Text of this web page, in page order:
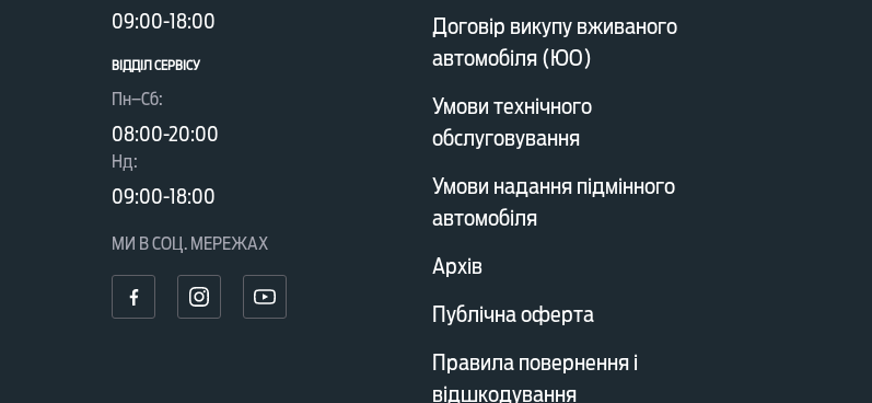
09:00-18:00
ВІДДІЛ CЕРВІСУ
Пн–Сб:
08:00-20:00
Нд:
09:00-18:00
МИ В СОЦ. МЕРЕЖАХ
Договір викупу вживаного
автомобіля (ЮО)
Умови технічного
обслуговування
Умови надання підмінного
автомобіля
Архів
Публічна оферта
Правила повернення і
відшкодування